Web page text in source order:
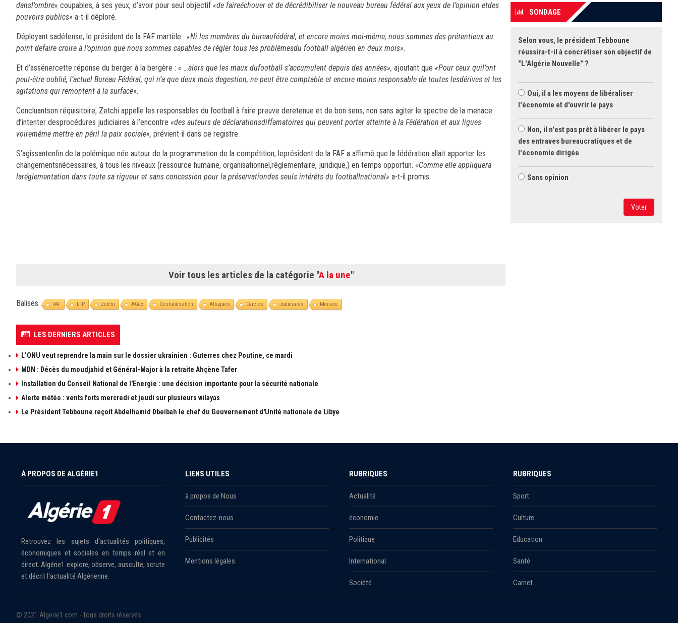
dansl’ombre» coupables, à ses yeux, d’avoir pour seul objectif «de faireéchouer et de décrédibiliser le nouveau bureau fédéral aux yeux de l’opinion etdes
pouvoirs publics» a-t-il déploré.
Déployant sadéfense, le président de la FAF martèle : «Ni les membres du bureaufédéral, et encore moins moi-même, nous sommes des prétentieux au
point defaire croire à l’opinion que nous sommes capables de régler tous les problèmesdu football algérien en deux mois».
Et d’assénercette réponse du berger à la bergère : « …alors que les maux dufootball s’accumulent depuis des années», ajoutant que «Pour ceux quil’ont
peut-être oublié, l’actuel Bureau Fédéral, qui n’a que deux mois degestion, ne peut être comptable et encore moins responsable de toutes lesdérives et les
agitations qui remontent à la surface».
Concluantson réquisitoire, Zetchi appelle les responsables du football à faire preuve deretenue et de bon sens, non sans agiter le spectre de la menace
d’intenter desprocédures judiciaires à l’encontre «des auteurs de déclarationsdiffamatoires qui peuvent porter atteinte à la Fédération et aux ligues
voiremême mettre en péril la paix sociale», prévient-il dans ce registre.
S’agissantenfin de la polémique née autour de la programmation de la compétition, leprésident de la FAF a affirmé que la fédération allait apporter les
changementsnécessaires, à tous les niveaux (ressource humaine, organisationnel,réglementaire, juridique,) en temps opportun. «Comme elle appliquera
laréglementation dans toute sa rigueur et sans concession pour la préservationdes seuls intérêts du footballnational» a-t-il promis.
Voir tous les articles de la catégorie "A la une"
Balises : FAF LFP Zetchi AGex Destabilsation Attaques Cercles Judiciares Menace
LES DERNIERS ARTICLES
L’ONU veut reprendre la main sur le dossier ukrainien : Guterres chez Poutine, ce mardi
MDN : Décès du moudjahid et Général-Major à la retraite Ahçène Tafer
Installation du Conseil National de l'Energie : une décision importante pour la sécurité nationale
Alerte météo : vents forts mercredi et jeudi sur plusieurs wilayas
Le Président Tebboune reçoit Abdelhamid Dbeibah le chef du Gouvernement d'Unité nationale de Libye
SONDAGE
Selon vous, le président Tebboune
réussira-t-il à concrétiser son objectif de
"L'Algérie Nouvelle" ?
Oui, il a les moyens de libéraliser
l'économie et d'ouvrir le pays
Non, il n'est pas prêt à libérer le pays
des entraves bureaucratiques et de
l'économie dirigée
Sans opinion
Voter
À PROPOS DE ALGÉRIE1
Retrouvez les sujets d'actualités politiques,
économiques et sociales en temps réel et en
direct. Algérie1 explore, observe, ausculte, scrute
et décrit l'actualité Algérienne.
LIENS UTILES
à propos de Nous
Contactez-nous
Publicités
Mentions légales
RUBRIQUES
Actualité
économie
Politique
International
Société
RUBRIQUES
Sport
Culture
Education
Santé
Carnet
© 2021 Algerie1.com - Tous droits réservés.